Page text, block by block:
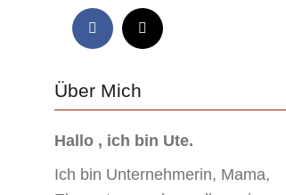
Über Mich
Hallo , ich bin Ute.
Ich bin Unternehmerin, Mama,